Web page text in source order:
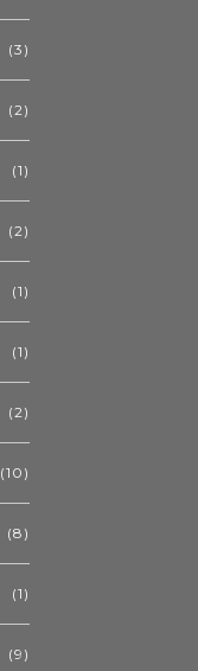
(3)
(2)
(1)
(2)
(1)
(1)
(2)
(10)
(8)
(1)
(9)